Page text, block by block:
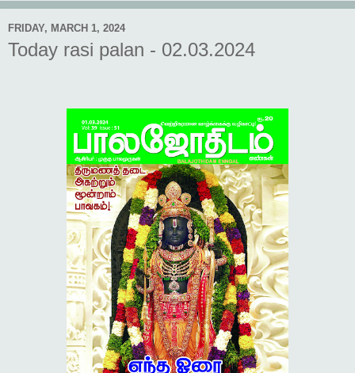
FRIDAY, MARCH 1, 2024
Today rasi palan - 02.03.2024